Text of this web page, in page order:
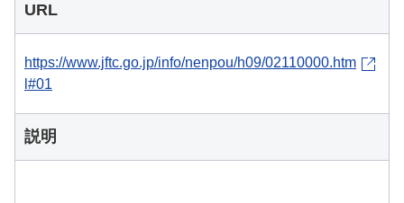
URL
https://www.jftc.go.jp/info/nenpou/h09/02110000.htm
l#01
説明